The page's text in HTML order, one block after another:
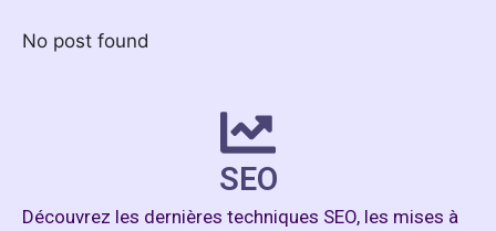
No post found
SEO
Découvrez les dernières techniques SEO, les mises à